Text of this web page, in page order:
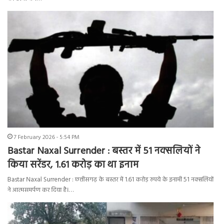
7 February 2026 - 5:54 PM
Bastar Naxal Surrender : बस्तर में 51 नक्सलियों ने
किया सरेंडर, 1.61 करोड़ का था इनाम
Bastar Naxal Surrender : छत्तीसगढ़ के बस्तर में 1.61 करोड़ रुपये के इनामी 51 नक्सलियों
ने आत्मसमर्पण कर दिया है।…